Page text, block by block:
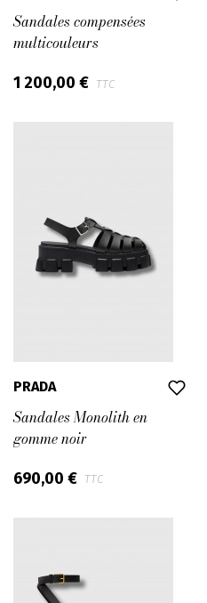
Sandales compensées
multicouleurs
1 200,00 € TTC
PRADA
Sandales Monolith en
gomme noir
690,00 € TTC